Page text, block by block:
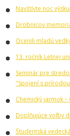
Navštívte noc
Drobnicov
Ocenili mladú
13. ročník Letnej
Seminár pre
"Spojení s
Chemický jarmok –
Doplňujúce voľby
Študentská